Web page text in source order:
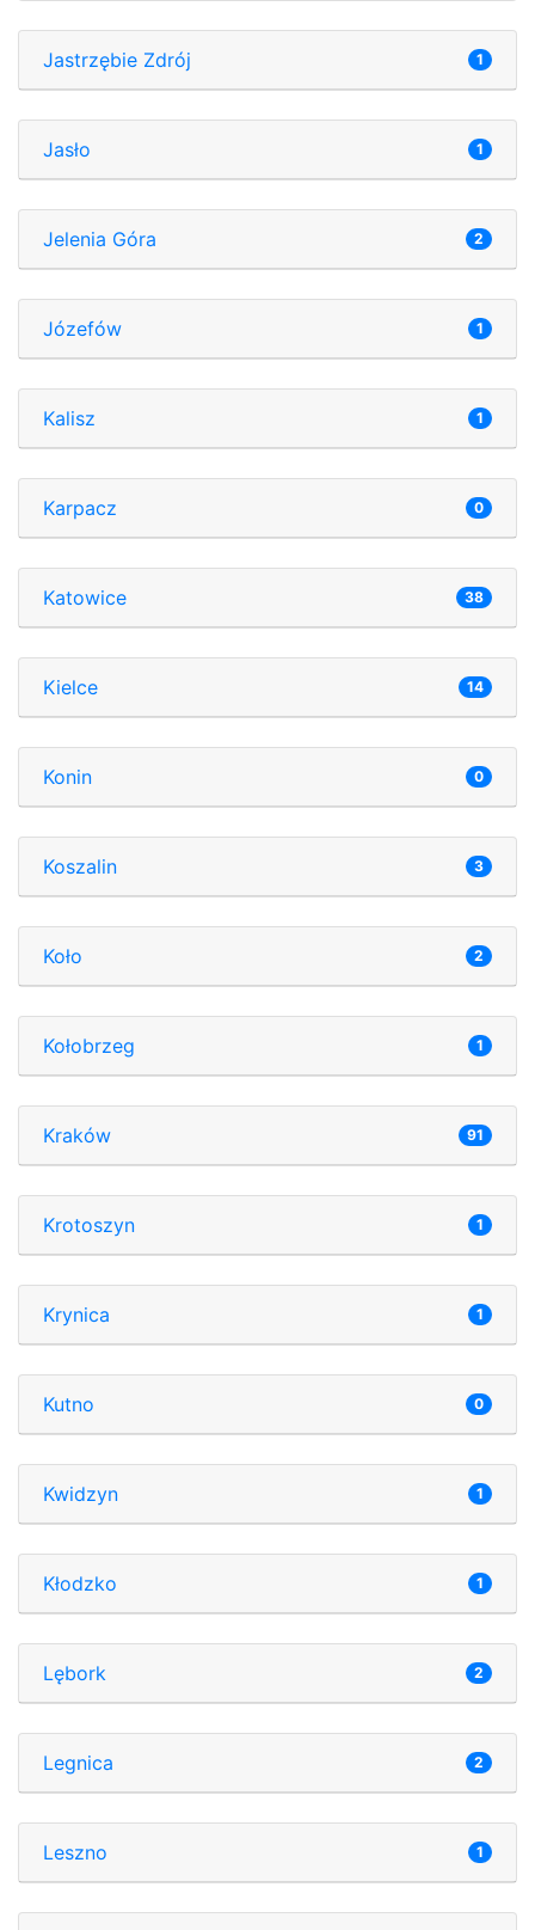
Jastrzębie Zdrój 1
Jasło 1
Jelenia Góra 2
Józefów 1
Kalisz 1
Karpacz 0
Katowice 38
Kielce 14
Konin 0
Koszalin 3
Koło 2
Kołobrzeg 1
Kraków 91
Krotoszyn 1
Krynica 1
Kutno 0
Kwidzyn 1
Kłodzko 1
Lębork 2
Legnica 2
Leszno 1